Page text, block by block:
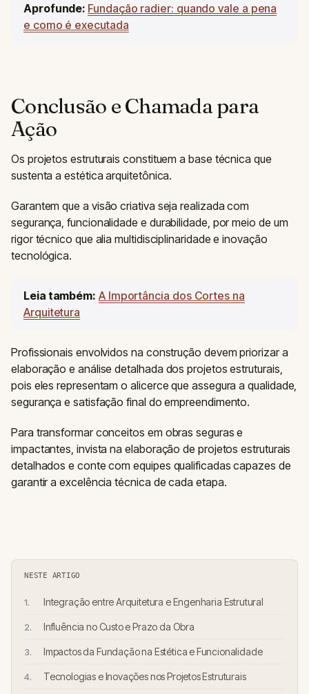
Aprofunde: Fundação radier: quando vale a pena
e como é executada
Conclusão e Chamada para
Ação
Os projetos estruturais constituem a base técnica que
sustenta a estética arquitetônica.
Garantem que a visão criativa seja realizada com
segurança, funcionalidade e durabilidade, por meio de um
rigor técnico que alia multidisciplinaridade e inovação
tecnológica.
Leia também: A Importância dos Cortes na
Arquitetura
Profissionais envolvidos na construção devem priorizar a
elaboração e análise detalhada dos projetos estruturais,
pois eles representam o alicerce que assegura a qualidade,
segurança e satisfação final do empreendimento.
Para transformar conceitos em obras seguras e
impactantes, invista na elaboração de projetos estruturais
detalhados e conte com equipes qualificadas capazes de
garantir a excelência técnica de cada etapa.
NESTE ARTIGO
Integração entre Arquitetura e Engenharia Estrutural
Influência no Custo e Prazo da Obra
Impactos da Fundação na Estética e Funcionalidade
Tecnologias e Inovações nos Projetos Estruturais